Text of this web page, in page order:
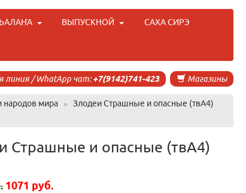
ВЫПУСКНОЙ САХА СИРЭ
Магазины
линия / WhatApp чат:+7(9142)741-423
народов мира »
Злодеи Страшные и опасные (твА4)
Страшные и опасные (твА4)
1071 руб.